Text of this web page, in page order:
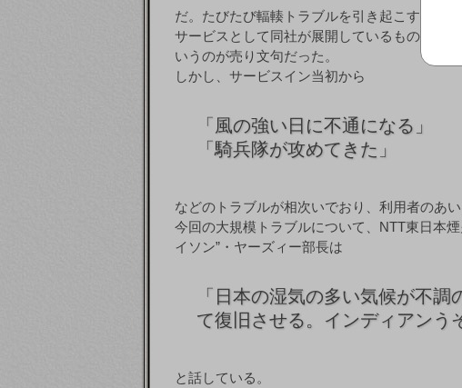
だ。たびたび輻輳トラブルを引き起こす「ひ
サービスとして同社が展開しているもの。低
いうのが売り文句だった。
しかし、サービスイン当初から
「 風の強い日に不通になる」
「 騎兵隊が攻めてきた」
などのトラブルが相次いでおり、利用者のあ
今回の大規模トラブルについて、NTT東日本
イソン”・ヤーズィー部長は
「 日本の湿気の多い気候が不調
て復旧させる。インディアンう
と話している。